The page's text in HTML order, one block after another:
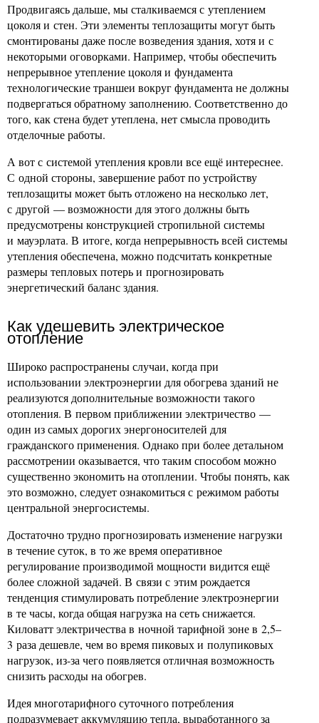
Продвигаясь дальше, мы сталкиваемся с утеплением
цоколя и стен. Эти элементы теплозащиты могут быть
смонтированы даже после возведения здания, хотя и с
некоторыми оговорками. Например, чтобы обеспечить
непрерывное утепление цоколя и фундамента
технологические траншеи вокруг фундамента не должны
подвергаться обратному заполнению. Соответственно до
того, как стена будет утеплена, нет смысла проводить
отделочные работы.
А вот с системой утепления кровли все ещё интереснее.
С одной стороны, завершение работ по устройству
теплозащиты может быть отложено на несколько лет,
с другой — возможности для этого должны быть
предусмотрены конструкцией стропильной системы
и мауэрлата. В итоге, когда непрерывность всей системы
утепления обеспечена, можно подсчитать конкретные
размеры тепловых потерь и прогнозировать
энергетический баланс здания.
Как удешевить электрическое
отопление
Широко распространены случаи, когда при
использовании электроэнергии для обогрева зданий не
реализуются дополнительные возможности такого
отопления. В первом приближении электричество —
один из самых дорогих энергоносителей для
гражданского применения. Однако при более детальном
рассмотрении оказывается, что таким способом можно
существенно экономить на отоплении. Чтобы понять, как
это возможно, следует ознакомиться с режимом работы
центральной энергосистемы.
Достаточно трудно прогнозировать изменение нагрузки
в течение суток, в то же время оперативное
регулирование производимой мощности видится ещё
более сложной задачей. В связи с этим рождается
тенденция стимулировать потребление электроэнергии
в те часы, когда общая нагрузка на сеть снижается.
Киловатт электричества в ночной тарифной зоне в 2,5–
3 раза дешевле, чем во время пиковых и полупиковых
нагрузок, из-за чего появляется отличная возможность
снизить расходы на обогрев.
Идея многотарифного суточного потребления
подразумевает аккумуляцию тепла, выработанного за